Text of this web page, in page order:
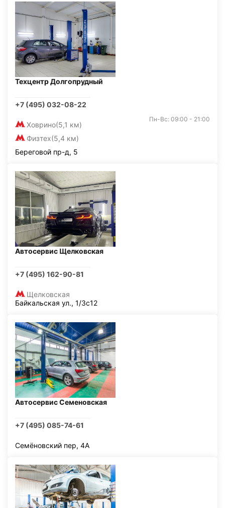
Техцентр Долгопрудный
+7 (495) 032-08-22
Ховрино(5,1 км)
Физтех(5,4 км)
Пн-Вс: 09:00 - 21:00
Береговой пр-д, 5
Автосервис Щелковская
+7 (495) 162-90-81
Щелковская
Байкальская ул., 1/3с12
Автосервис Семеновская
+7 (495) 085-74-61
Семёновский пер, 4А